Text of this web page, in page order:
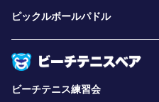
ピックルボールパドル
ビーチテニス練習会